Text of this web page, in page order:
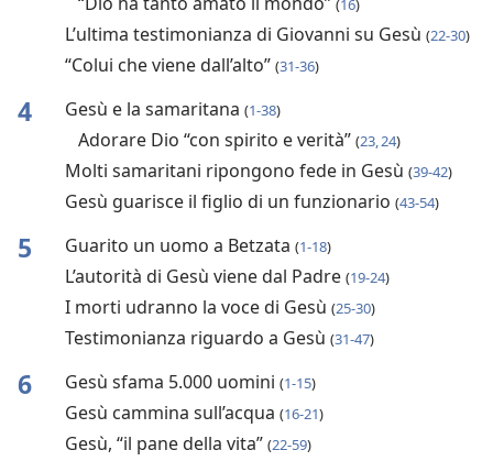
(16)
L’ultima testimonianza di Giovanni su Gesù (22-30)
“Colui che viene dall’alto” (31-36)
4 Gesù e la samaritana (1-38)
Adorare Dio “con spirito e verità” (23, 24)
Molti samaritani ripongono fede in Gesù (39-42)
Gesù guarisce il figlio di un funzionario (43-54)
5 Guarito un uomo a Betzata (1-18)
L’autorità di Gesù viene dal Padre (19-24)
I morti udranno la voce di Gesù (25-30)
Testimonianza riguardo a Gesù (31-47)
6 Gesù sfama 5.000 uomini (1-15)
Gesù cammina sull’acqua (16-21)
Gesù, “il pane della vita” (22-59)